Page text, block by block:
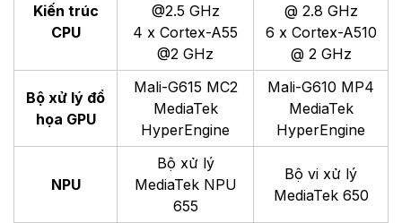
Kiến trúc
CPU
@2.5 GHz
4 x Cortex-A55
@2 GHz
@ 2.8 GHz
6 x Cortex-A510
@ 2 GHz
Bộ xử lý đồ
họa GPU
Mali-G615 MC2
MediaTek
HyperEngine
Mali-G610 MP4
MediaTek
HyperEngine
NPU
Bộ xử lý
MediaTek NPU
655
Bộ vi xử lý
MediaTek 650